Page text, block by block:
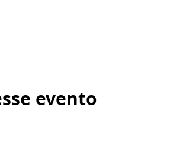
evento